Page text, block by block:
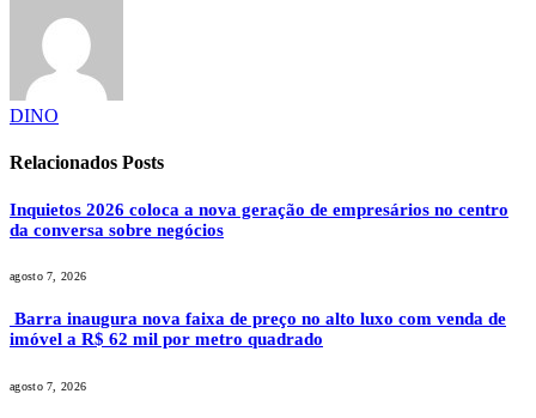
DINO
Relacionados Posts
Inquietos 2026 coloca a nova geração de empresários no centro
da conversa sobre negócios
agosto 7, 2026
Barra inaugura nova faixa de preço no alto luxo com venda de
imóvel a R$ 62 mil por metro quadrado
agosto 7, 2026